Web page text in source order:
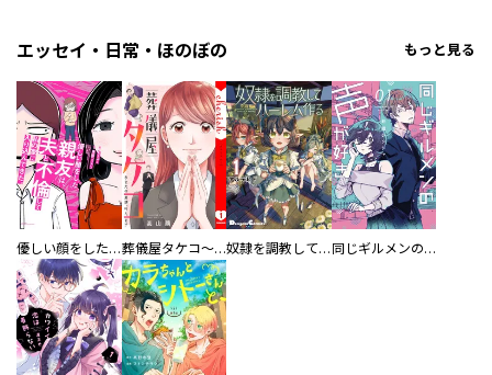
エッセイ・日常・ほのぼの もっと見る
優しい顔をした親友は、夫と不倫して私の家に入り込んできた。 葬儀屋タケコ～あなたの最期、叶えます【電子単行本版】 奴隷を調教してハーレム作る 同じギルメンの声が好き